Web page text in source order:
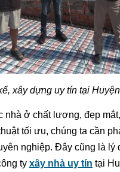
xây dựng uy tín tại
ở chất lượng, đẹp
tối ưu, chúng ta cần
nghiệp. Đây cũng là lý
ty xây nhà uy tín tại